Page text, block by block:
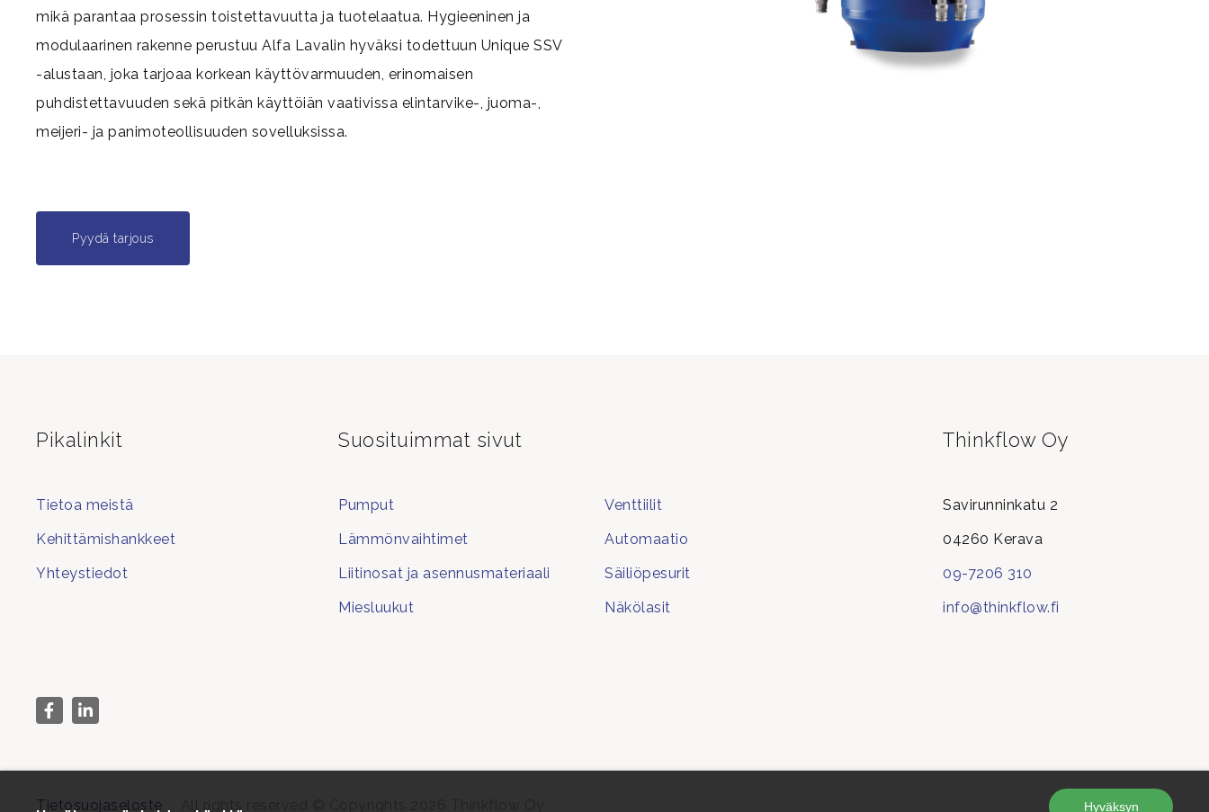
mikä parantaa prosessin toistettavuutta ja tuotelaatua. Hygieeninen ja
modulaarinen rakenne perustuu Alfa Lavalin hyväksi todettuun Unique SSV
-alustaan, joka tarjoaa korkean käyttövarmuuden, erinomaisen
puhdistettavuuden sekä pitkän käyttöiän vaativissa elintarvike-, juoma-,
meijeri- ja panimoteollisuuden sovelluksissa.
Pyydä tarjous
Pikalinkit
Tietoa meistä
Kehittämishankkeet
Yhteystiedot
Suosituimmat sivut
Pumput
Venttiilit
Lämmönvaihtimet
Automaatio
Liitinosat ja asennusmateriaali
Säiliöpesurit
Miesluukut
Näkölasit
Thinkflow Oy
Savirunninkatu 2
04260 Kerava
09-7206 310
info@thinkflow.fi
Tietosuojaseloste Hyväksyn